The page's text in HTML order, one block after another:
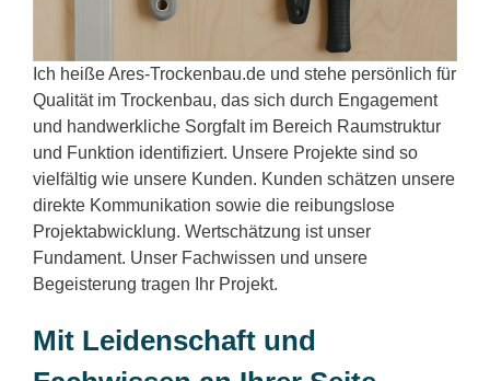
Ich heiße Ares-Trockenbau.de und stehe persönlich für
Qualität im Trockenbau, das sich durch Engagement
und handwerkliche Sorgfalt im Bereich Raumstruktur
und Funktion identifiziert. Unsere Projekte sind so
vielfältig wie unsere Kunden. Kunden schätzen unsere
direkte Kommunikation sowie die reibungslose
Projektabwicklung. Wertschätzung ist unser
Fundament. Unser Fachwissen und unsere
Begeisterung tragen Ihr Projekt.
Mit Leidenschaft und